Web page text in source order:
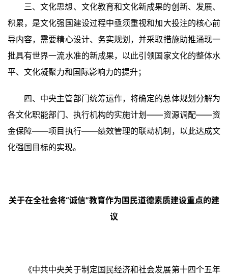
三、文化思想、文化教育和文化新成果的创新、发展、
积累，是文化强国建设过程中亟须重视和加大投注的核心前
导内容，需要精心设计、务实规划，并采取措施助推涌现一
批具有世界一流水准的新成果，以此引领国家文化的整体水
平、文化凝聚力和国际影响力的提升；
四、中央主管部门统筹运作，将确定的总体规划分解为
各文化职能部门、执行机构的实施计划——资源调配——资
金保障——项目执行——绩效管理的联动机制，以此达成文
化强国目标的实现。
关于在全社会将“诚信”教育作为国民道德素质建设重点的建
议
《中共中央关于制定国民经济和社会发展第十四个五年